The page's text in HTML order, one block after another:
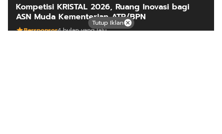
Kompetisi KRISTAL 2026, Ruang Inovasi bagi
ASN Muda Kementerian ATR/BPN
Bersponsor4 bulan yang lalu
Tutup Iklan